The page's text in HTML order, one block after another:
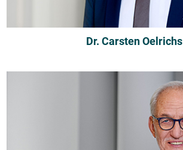
Dr. Carsten Oelrichs